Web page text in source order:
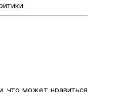
что может нравиться